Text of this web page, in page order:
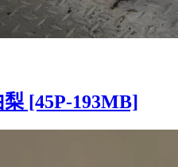
[45P-193MB]